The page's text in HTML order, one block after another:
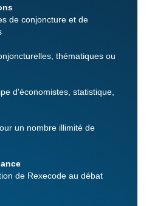
de conjoncture et de
thématiques ou
d'économistes, statistique,
un nombre illimité de
de Rexecode au débat